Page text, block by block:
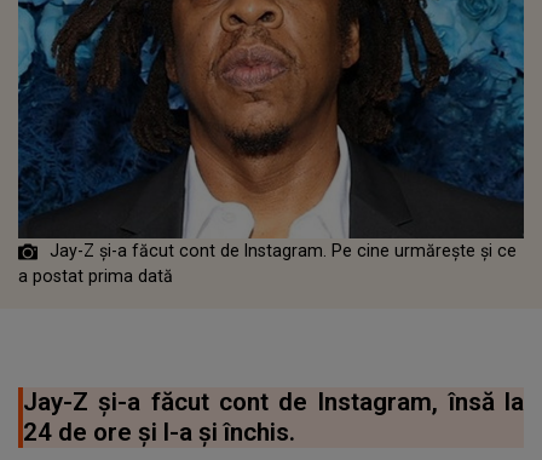
Jay-Z și-a făcut cont de Instagram. Pe cine urmărește și ce
a postat prima dată
Jay-Z și-a făcut cont de Instagram, însă la
24 de ore și l-a și închis.